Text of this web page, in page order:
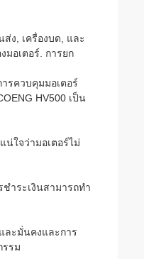
ง, เครื่องบด, และ
มอเตอร์. การยก
รควบคุมมอเตอร์
HV500 เป็น
น่ใจว่ามอเตอร์ไม่
าระเงินสามารถทํา
ละมั่นคงและการ
รรม